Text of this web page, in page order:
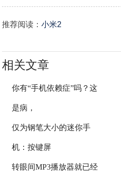
推荐阅读：小米2
相关文章
你有“手机依赖症”吗？这
是病，
仅为钢笔大小的迷你手
机：按键屏
转眼间MP3播放器就已经